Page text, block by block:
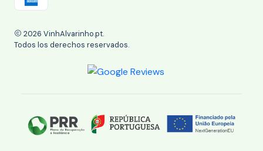
2026 VinhAlvarinho.pt.
Todos los derechos reservados.